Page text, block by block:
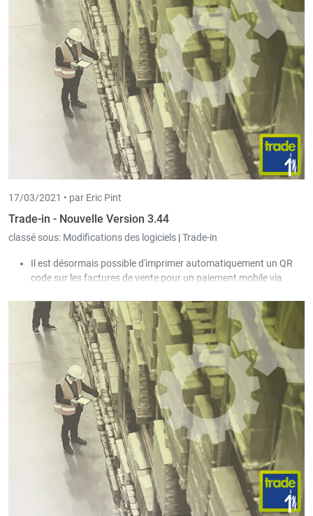
17/03/2021 • par Eric Pint
Trade-in - Nouvelle Version 3.44
classé sous: Modifications des logiciels |Trade-in
Il est désormais possible d'imprimer automatiquement un QR
code sur les factures de vente pour un paiement mobile via
DigiCash au Luxembourg.
Lors de la création de nouveaux documents, le numéro du
document peut être attribué automatiquement en fonction de
la date du document. Pour ce faire, le format du numéro de
document doit être stocké dans la définition du document.